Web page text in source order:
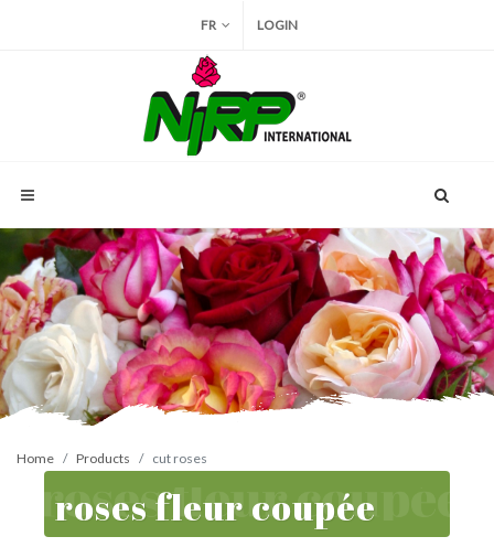
FR LOGIN
Home Products cut roses
roses fleur coupée